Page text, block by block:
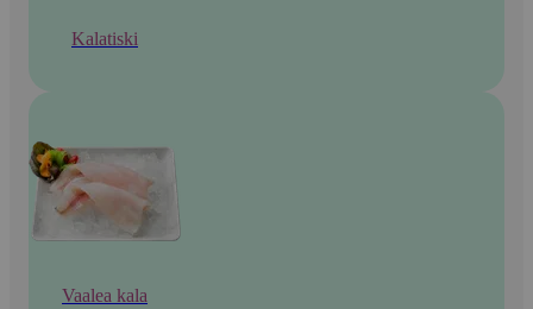
Kalatiski
Vaalea kala